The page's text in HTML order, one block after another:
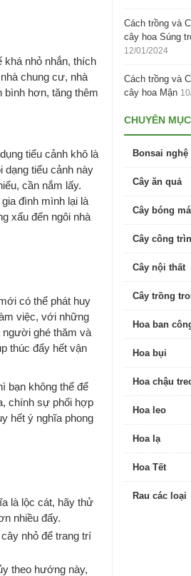
khá nhỏ nhắn, thích
chung cư, nhà
bình hơn, tăng thêm
tiểu cảnh khô là
tiểu cảnh này
cần nắm lấy.
đình mình lại là
xấu đến ngôi nhà
có thể phát huy
việc, với những
ghé thăm và
thúc đẩy hết vận
bạn không thể để
chính sự phối hợp
hết ý nghĩa phong
là lộc cát, hãy thử
nhiều đấy.
nhỏ để trang trí
theo hướng này,
Cách trồng và
cây hoa Súng
12/01/2024
Cách trồng và
cây hoa Mận
CHUYÊN MỤC
Bonsai nghệ
Cây ăn quả
Cây bóng
Cây công
Cây nội thất
Cây trồng
Hoa ban
Hoa bụi
Hoa chậu
Hoa leo
Hoa lạ
Hoa Tết
Rau các loại